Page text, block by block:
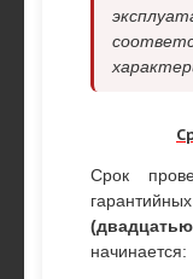
Срок
начинается: